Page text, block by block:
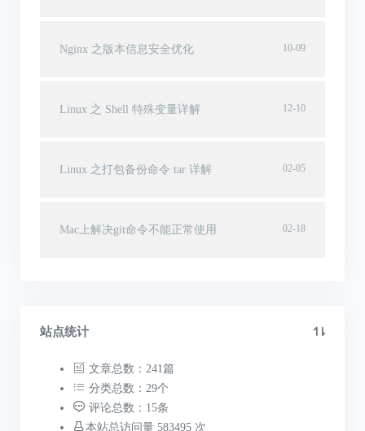
10-09
Nginx 之版本信息安全优化
12-10
Linux 之 Shell 特殊变量详解
02-05
Linux 之打包备份命令 tar 详解
02-18
Mac上解决git命令不能正常使用
站点统计
文章总数：241篇
分类总数：29个
评论总数：15条
本站总访问量 583495 次